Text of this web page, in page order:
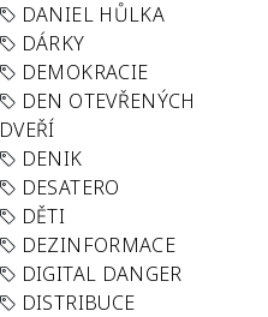
DANIEL HŮLKA
DÁRKY
DEMOKRACIE
DEN OTEVŘENÝCH
DVEŘÍ
DENIK
DESATERO
DĚTI
DEZINFORMACE
DIGITAL DANGER
DISTRIBUCE